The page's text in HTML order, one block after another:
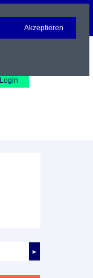
Login
►
Akzeptieren